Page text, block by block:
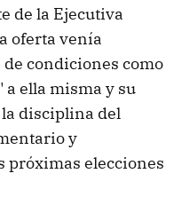
de la Ejecutiva
oferta venía
condiciones como
a ella misma y su
disciplina del
y
próximas elecciones